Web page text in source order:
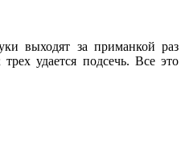
выходят за приманкой раз
удается подсечь. Все это